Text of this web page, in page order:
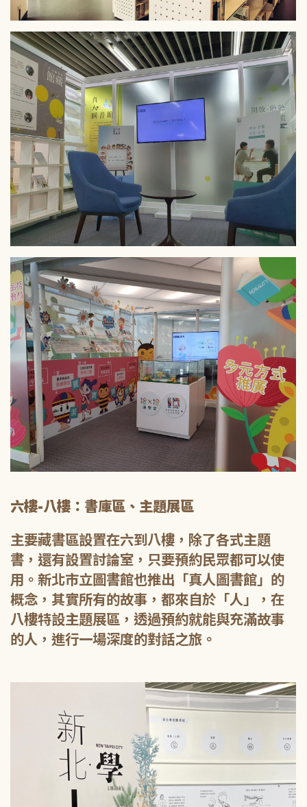
六樓-八樓：書庫區、主題展區
主要藏書區設置在六到八樓，除了各式主題
書，還有設置討論室，只要預約民眾都可以使
用。新北市立圖書館也推出「真人圖書館」的
概念，其實所有的故事，都來自於「人」，在
八樓特設主題展區，透過預約就能與充滿故事
的人，進行一場深度的對話之旅。